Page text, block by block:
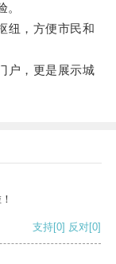
，方便市民和
，更是展示城
支持[0] 反对[0]